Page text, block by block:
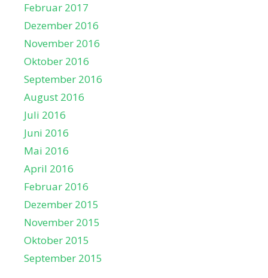
Februar 2017
Dezember 2016
November 2016
Oktober 2016
September 2016
August 2016
Juli 2016
Juni 2016
Mai 2016
April 2016
Februar 2016
Dezember 2015
November 2015
Oktober 2015
September 2015